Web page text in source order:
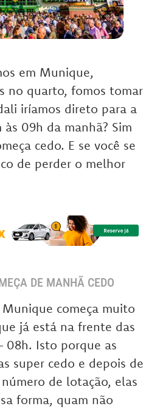
em Munique,
no quarto, fomos tomar
iríamos direto para a
09h da manhã? Sim
cedo. E se você se
de perder o melhor
DE MANHÃ CEDO
começa muito
já está na frente das
08h. Isto porque as
super cedo e depois de
de lotação, elas
forma, quam não